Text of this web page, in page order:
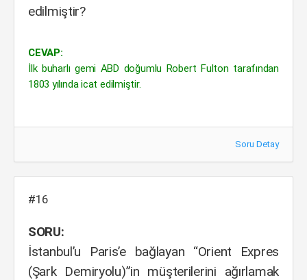
edilmiştir?
CEVAP:
İlk buharlı gemi ABD doğumlu Robert Fulton tarafından
1803 yılında icat edilmiştir.
Soru Detay
#16
SORU:
İstanbul’u Paris’e bağlayan “Orient Expres
(Şark Demiryolu)”in müşterilerini ağırlamak